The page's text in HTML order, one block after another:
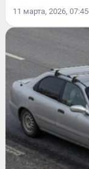
11 марта, 2026, 07:45